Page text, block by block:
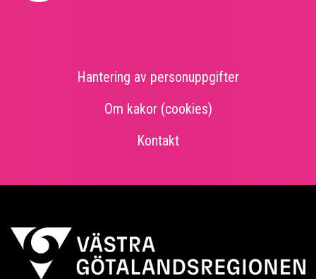
Hantering av personuppgifter
Om kakor (cookies)
Kontakt